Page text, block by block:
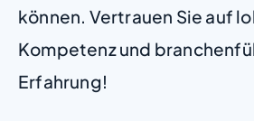
können. Vertrauen Sie auf
Kompetenz und
Erfahrung!